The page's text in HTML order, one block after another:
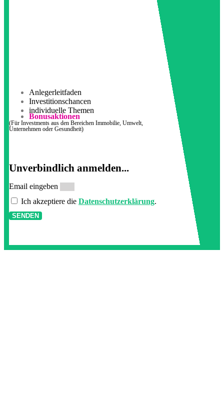
Anlegerleitfaden
Investitionschancen
individuelle Themen
Bonusaktionen
(Für Investments aus den Bereichen Immobilie, Umwelt,
Unternehmen oder Gesundheit)
Unverbindlich anmelden...
Email eingeben
Ich akzeptiere die Datenschutzerklärung.
SENDEN